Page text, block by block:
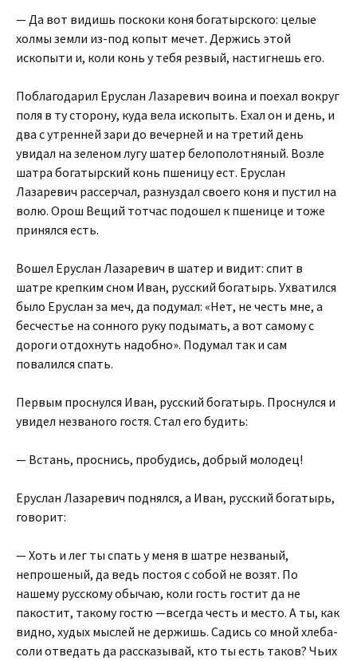
— Да вот видишь поскоки коня богатырского: целые
холмы земли из-под копыт мечет. Держись этой
ископыти и, коли конь у тебя резвый, настигнешь его.
Поблагодарил Еруслан Лазаревич воина и поехал вокруг
поля в ту сторону, куда вела ископыть. Ехал он и день, и
два с утренней зари до вечерней и на третий день
увидал на зеленом лугу шатер белополотняный. Возле
шатра богатырский конь пшеницу ест. Еруслан
Лазаревич рассерчал, разнуздал своего коня и пустил на
волю. Орош Вещий тотчас подошел к пшенице и тоже
принялся есть.
Вошел Еруслан Лазаревич в шатер и видит: спит в
шатре крепким сном Иван, русский богатырь. Ухватился
было Еруслан за меч, да подумал: «Нет, не честь мне, а
бесчестье на сонного руку подымать, а вот самому с
дороги отдохнуть надобно». Подумал так и сам
повалился спать.
Первым проснулся Иван, русский богатырь. Проснулся и
увидел незваного гостя. Стал его будить:
— Встань, проснись, пробудись, добрый молодец!
Еруслан Лазаревич поднялся, а Иван, русский богатырь,
говорит:
— Хоть и лег ты спать у меня в шатре незваный,
непрошеный, да ведь постоя с собой не возят. По
нашему русскому обычаю, коли гость гостит да не
пакостит, такому гостю —всегда честь и место. А ты, как
видно, худых мыслей не держишь. Садись со мной хлеба-
соли отведать да рассказывай, кто ты есть таков? Чьих